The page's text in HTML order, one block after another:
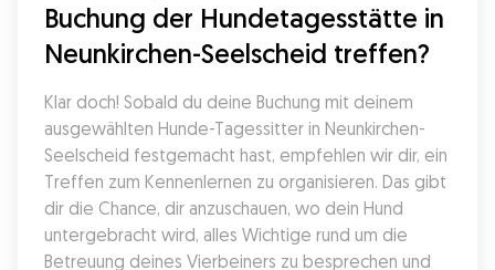
Buchung der Hundetagesstätte in
Neunkirchen-Seelscheid treffen?
Klar doch! Sobald du deine Buchung mit deinem
ausgewählten Hunde-Tagessitter in Neunkirchen-
Seelscheid festgemacht hast, empfehlen wir dir, ein
Treffen zum Kennenlernen zu organisieren. Das gibt
dir die Chance, dir anzuschauen, wo dein Hund
untergebracht wird, alles Wichtige rund um die
Betreuung deines Vierbeiners zu besprechen und